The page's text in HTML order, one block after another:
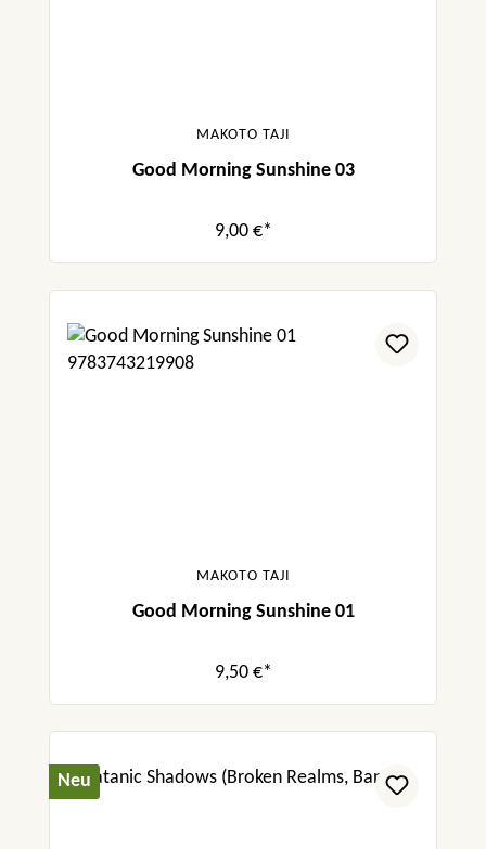
MAKOTO TAJI
Good Morning Sunshine 03
9,00 €*
MAKOTO TAJI
Good Morning Sunshine 01
9,50 €*
Neu